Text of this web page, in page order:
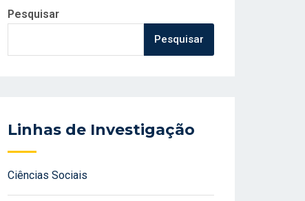
Pesquisar
Pesquisar
Linhas de Investigação
Ciências Sociais